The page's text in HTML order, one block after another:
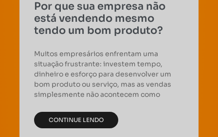
Por que sua empresa não
está vendendo mesmo
tendo um bom produto?
Muitos empresários enfrentam uma
situação frustrante: investem tempo,
dinheiro e esforço para desenvolver um
bom produto ou serviço, mas as vendas
simplesmente não acontecem como
CONTINUE LENDO